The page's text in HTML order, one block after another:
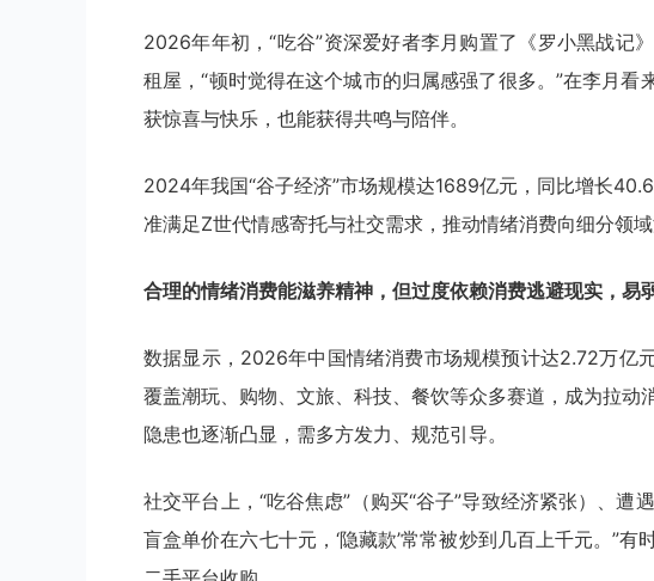
2026年年初，“吃谷”资深爱好者李月购置了《罗小黑战记
租屋，“顿时觉得在这个城市的归属感强了很多。”在李月
获惊喜与快乐，也能获得共鸣与陪伴。
2024年我国“谷子经济”市场规模达1689亿元，同比增长
准满足Z世代情感寄托与社交需求，推动情绪消费向细分领域
合理的情绪消费能滋养精神，但过度依赖消费逃避现实，易
数据显示，2026年中国情绪消费市场规模预计达2.72万亿
覆盖潮玩、购物、文旅、科技、餐饮等众多赛道，成为拉动
隐患也逐渐凸显，需多方发力、规范引导。
社交平台上，“吃谷焦虑”（购买“谷子”导致经济紧张）、遭
盲盒单价在六七十元，‘隐藏款’常常被炒到几百上千元。”